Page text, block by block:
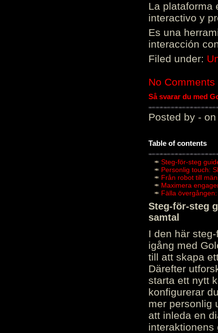
La plataforma
interactivo y
Es una
interacción
Filed under:
No Comments
Så svarar du med
Posted by - on
Table of contents
Steg-för-steg
Personlig touch:
Från robot till
Maximera
Fälla
Steg-för-steg
samtal
I den här
igång med
till att skapa
Därefter
starta ett nytt
konfigurerar
mer personlig
att inleda en
interaktionens